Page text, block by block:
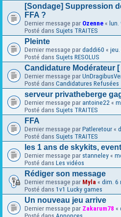
[Sondage] Suppression
FFA ?
Dernier message par Ozenne «
Posté dans Sujets TRAITES
Pleinte
Dernier message par daddi60 «
Posté dans Sujets RESOLUS
Candidature Modérateur
Dernier message par
Posté dans Candidatures Refusées
serveur privatheberge
Dernier message par antoine22 «
Posté dans Sujets TRAITES
FFA
Dernier message par Patleretour «
Posté dans Sujets TRAITES
les 1 ans de skykits,
Dernier message par stanneley «
Posté dans Les vidéos
Rédiger son message
Dernier message par Myla « dim. 6
Posté dans 1v1 Lucky games
Un nouveau jeu arrive
Dernier message par Zakarum78 «